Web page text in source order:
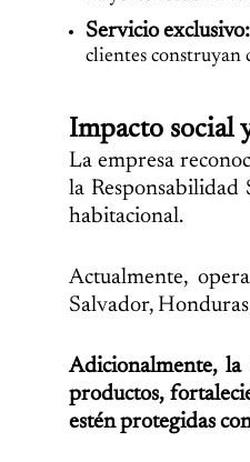
Servicio exclusivo:
clientes construyan
Impacto social
La empresa
la
habitacional.
Actualmente,
Salvador,
Adicionalmente,
productos,
estén protegidas